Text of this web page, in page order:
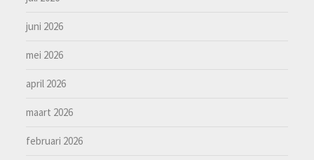
juni 2026
mei 2026
april 2026
maart 2026
februari 2026